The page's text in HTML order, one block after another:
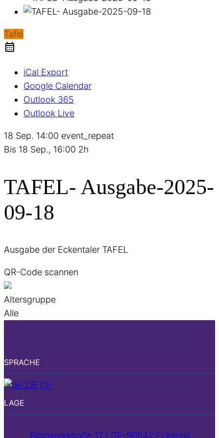
Tafel
iCal Export
Google Calendar
Outlook 365
Outlook Live
18 Sep. 14:00 event_repeat
Bis 18 Sep., 16:00 2h
TAFEL- Ausgabe-2025-
09-18
Ausgabe der Eckentaler TAFEL
QR-Code scannen
Altersgruppe
Alle
SPRACHE
DE
LAGE
Bismarckstraße 17 | DE-90542 Eckental